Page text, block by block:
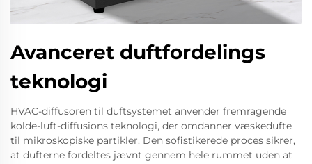
Avanceret duftfordelings
teknologi
HVAC-diffusoren til duftsystemet anvender fremragende
kolde-luft-diffusions teknologi, der omdanner væskedufte
til mikroskopiske partikler. Den sofistikerede proces sikrer,
at dufterne fordeltes jævnt gennem hele rummet uden at